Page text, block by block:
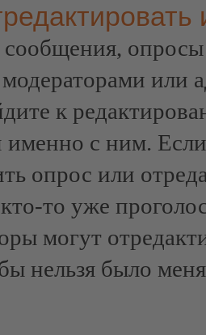
опросы
модераторами или
к
именно с ним.
опрос или
то уже
могут
нельзя было